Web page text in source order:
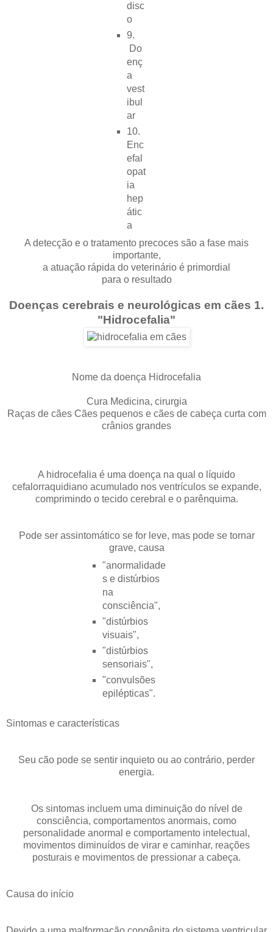
disc
o
9.
Do
enç
a
vest
ibul
ar
10.
Enc
efal
opat
ia
hep
átic
a
A detecção e o tratamento precoces são a fase mais
importante,
a atuação rápida do veterinário é primordial
para o resultado
Doenças cerebrais e neurológicas em cães 1.
"Hidrocefalia"
Nome da doença Hidrocefalia
Cura Medicina, cirurgia
Raças de cães Cães pequenos e cães de cabeça curta com
crânios grandes
A hidrocefalia é uma doença na qual o líquido
cefalorraquidiano acumulado nos ventrículos se expande,
comprimindo o tecido cerebral e o parênquima.
Pode ser assintomático se for leve, mas pode se tornar
grave, causa
"anormalidade
s e distúrbios
na
consciência",
"distúrbios
visuais",
"distúrbios
sensoriais",
"convulsões
epilépticas".
Sintomas e características
Seu cão pode se sentir inquieto ou ao contrário, perder
energia.
Os sintomas incluem uma diminuição do nível de
consciência, comportamentos anormais, como
personalidade anormal e comportamento intelectual,
movimentos diminuídos de virar e caminhar, reações
posturais e movimentos de pressionar a cabeça.
Causa do início